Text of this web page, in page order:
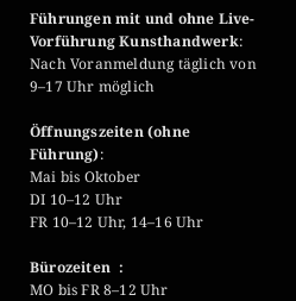
Führungen mit und ohne Live-
Vorführung Kunsthandwerk:
Nach Voranmeldung täglich von
9–17 Uhr möglich
Öffnungszeiten (ohne
Führung):
Mai bis Oktober
DI 10–12 Uhr
FR 10–12 Uhr, 14–16 Uhr
Bürozeiten :
MO bis FR 8–12 Uhr